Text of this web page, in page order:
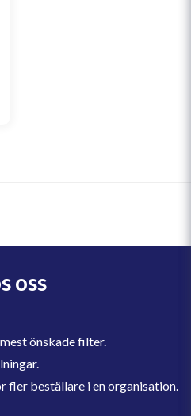
oss
önskade filter.
fler beställare i en organisation.